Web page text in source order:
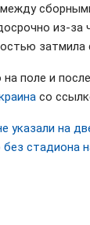
из-за
затмила
поле и
со
указали на
стадиона